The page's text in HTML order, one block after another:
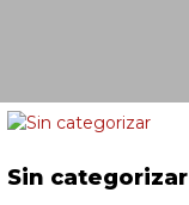
Sin categorizar